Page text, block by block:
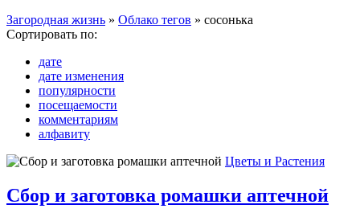
Загородная жизнь » Облако тегов » сосонька
Сортировать по:
дате
дате изменения
популярности
посещаемости
комментариям
алфавиту
Цветы и Растения
Сбор и заготовка ромашки аптечной